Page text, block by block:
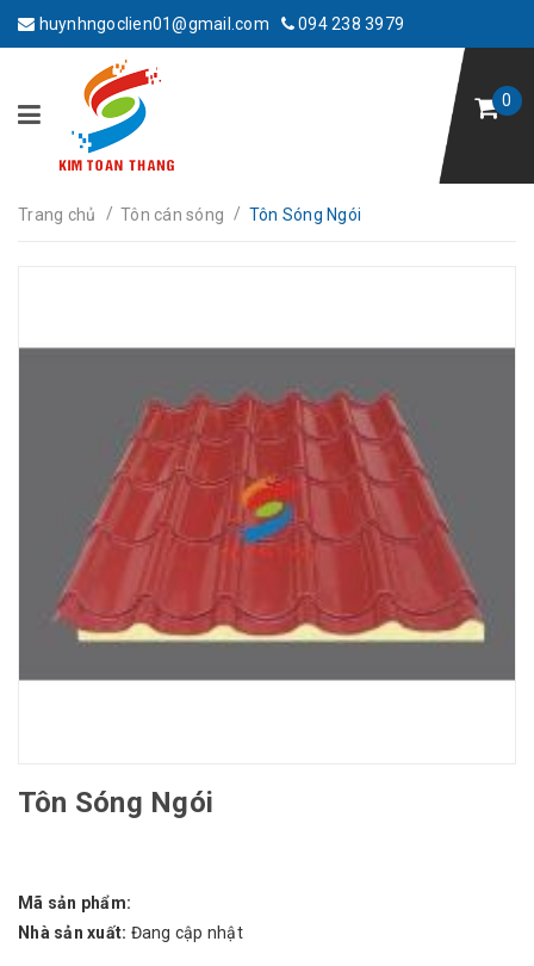
huynhngoclien01@gmail.com 094 238 3979
0
Trang chủ / Tôn cán sóng / Tôn Sóng Ngói
Tôn Sóng Ngói
Mã sản phẩm:
Nhà sản xuất: Đang cập nhật